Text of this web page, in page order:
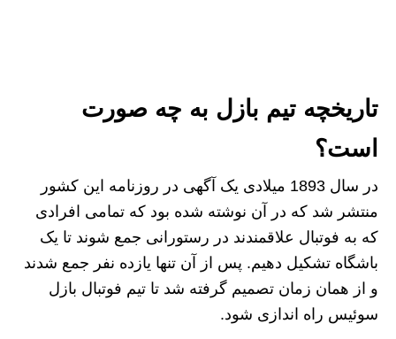
تاریخچه تیم بازل به چه صورت
است؟
در سال 1893 میلادی یک آگهی در روزنامه این کشور
منتشر شد که در آن نوشته شده بود که تمامی افرادی
که به فوتبال علاقمندند در رستورانی جمع شوند تا یک
باشگاه تشکیل دهیم. پس از آن تنها یازده نفر جمع شدند
و از همان زمان تصمیم گرفته شد تا تیم فوتبال بازل
سوئیس راه اندازی شود.